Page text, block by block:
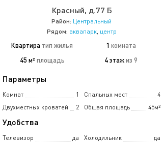
Красный, д.77 Б
Район: Центральный
Рядом: аквапарк, центр
Квартира тип жилья 1 комната
45 м² площадь 4 этажиз 9
Параметры
Комнат 1 Спальных мест
4
Двухместных кроватей
2 Общая площадь 45м²
Удобства
Телевизор да Холодильник
да